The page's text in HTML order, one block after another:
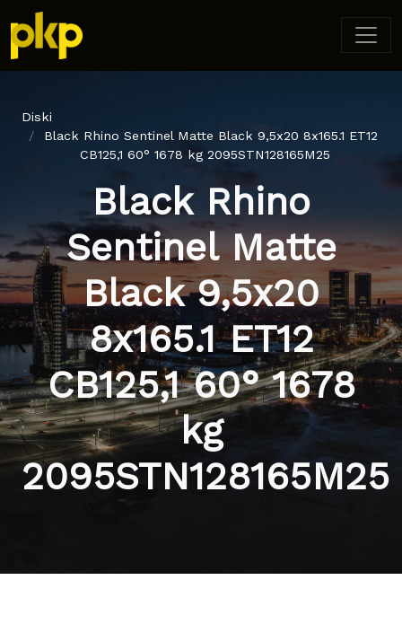
Diski
Black Rhino Sentinel Matte Black 9,5x20 8x165.1 ET12
CB125,1 60° 1678 kg 2095STN128165M25
Black Rhino
Sentinel Matte
Black 9,5x20
8x165.1 ET12
CB125,1 60° 1678
kg
2095STN128165M25